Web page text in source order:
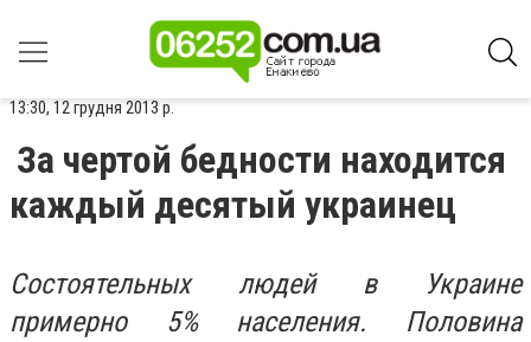
13:30, 12 грудня 2013 р.
За чертой бедности находится
каждый десятый украинец
Состоятельных людей в Украине
примерно 5% населения. Половина